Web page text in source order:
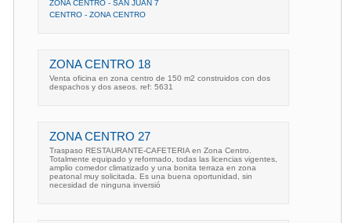
ZONA CENTRO - SAN JUAN 7
CENTRO - ZONA CENTRO
ZONA CENTRO 18
Venta oficina en zona centro de 150 m2 construidos con dos
despachos y dos aseos. ref: 5631
ZONA CENTRO 27
Traspaso RESTAURANTE-CAFETERIA en Zona Centro.
Totalmente equipado y reformado, todas las licencias vigentes,
amplio comedor climatizado y una bonita terraza en zona
peatonal muy solicitada. Es una buena oportunidad, sin
necesidad de ninguna inversió